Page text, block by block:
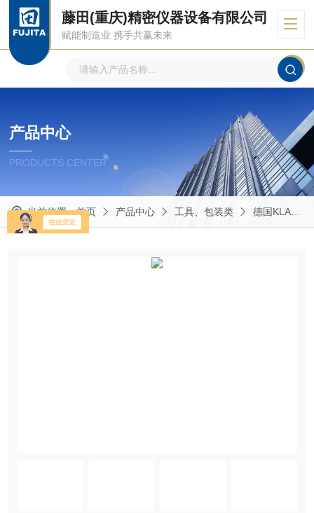
藤田(重庆)精密仪器设备有限公司
赋能制造业 携手共赢未来
产品中心
PRODUCTS CENTER
当前位置：首页 产品中心 工具、包装类 德国KLAUKE柯劳克